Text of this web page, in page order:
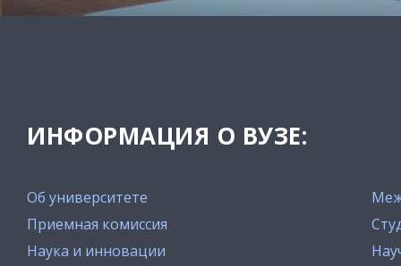
ИНФОРМАЦИЯ О ВУЗЕ:
Об университете
Приемная комиссия
Наука и инновации